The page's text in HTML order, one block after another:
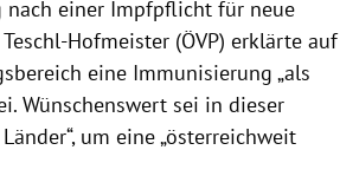
nach einer Impfpflicht für neue
Hofmeister (ÖVP) erklärte auf
eine Immunisierung „als
Wünschenswert sei in dieser
um eine „österreichweit